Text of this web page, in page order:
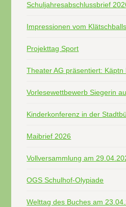
Schuljahresabschlussbrief
Impressionen vom
Projekttag Sport
Theater AG präsentiert: Käptn
Vorlesewettbewerb Siegerin
Kinderkonferenz in der
Maibrief 2026
Vollversammlung am
OGS Schulhof-Olypiade
Welttag des Buches am